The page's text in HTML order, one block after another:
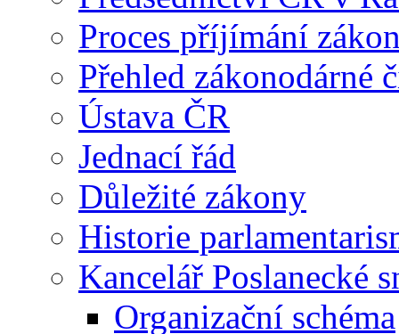
Proces příjímání
Přehled zákonodárné
Ústava ČR
Jednací řád
Důležité zákony
Historie
Kancelář Poslanecké
Organizační schéma